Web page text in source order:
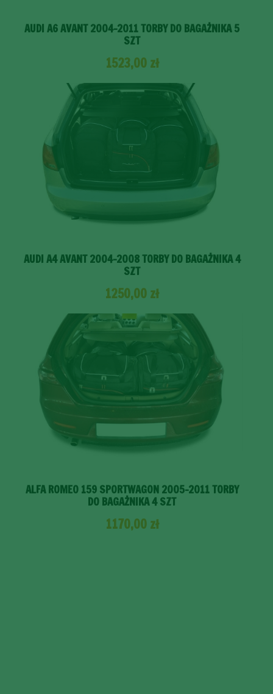
AUDI A6 AVANT 2004-2011 TORBY DO BAGAŻNIKA 5
SZT
1523,00 zł
AUDI A4 AVANT 2004-2008 TORBY DO BAGAŻNIKA 4
SZT
1250,00 zł
ALFA ROMEO 159 SPORTWAGON 2005-2011 TORBY
DO BAGAŻNIKA 4 SZT
1170,00 zł